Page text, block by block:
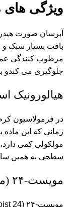
ویژگی
آبرسان صورت
بافت بسیار سبک و
مرطوب کنندگی
جلوگیری می
هیالورونیک
در فرمولاسیون
زمانی که این
مولکولی کمی
سطحی به همین
مویست-۲۴ (مرطوب کننده طولانی مدت):